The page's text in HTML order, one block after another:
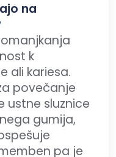
na
k
ali kariesa.
povečanje
ustne sluznice
gumija,
pa je